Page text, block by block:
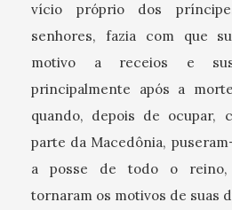
vício próprio dos
senhores, fazia com que
motivo a receios e
principalmente após a
quando, depois de ocupar,
parte da Macedônia,
a posse de todo o reino,
tornaram os motivos de suas